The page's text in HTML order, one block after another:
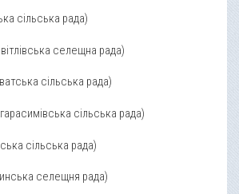
сільська рада)
селещна рада)
сільська рада)
сільська рада)
сільська рада)
селещня рада)